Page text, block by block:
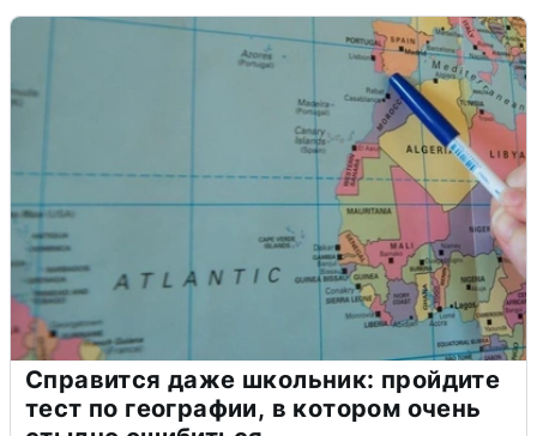
Справится даже школьник: пройдите
тест по географии, в котором очень